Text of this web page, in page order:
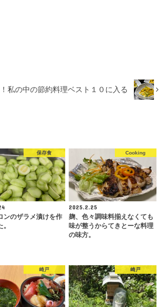
私の中の節約料理ベスト１０に入る
保存食
ンのザラメ漬けを作
Cooking
2025.2.25
麹、色々調味料揃えなくても
味が整うからてきとーな料理
の味方。
崎戸 崎戸